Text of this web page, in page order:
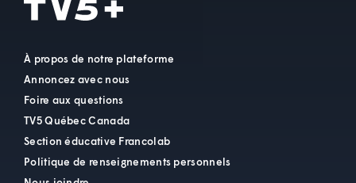
À propos de notre plateforme
Annoncez avec nous
Foire aux questions
TV5 Québec Canada
Section éducative Francolab
Politique de renseignements personnels